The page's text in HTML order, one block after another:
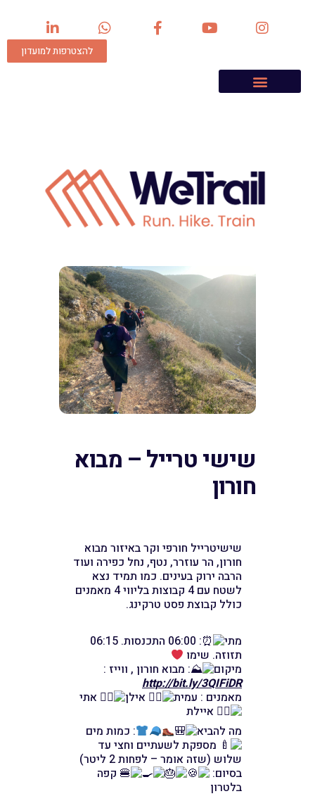
להצטרפות למועדון
שישי טרייל – מבוא
חורון
שישיטרייל חורפי וקר באיזור מבוא
חורון, הר עוזרר, נטף, נחל כפירה ועוד
הרבה ירוק בעינים. כמו תמיד נצא
לשטח עם 4 קבוצות בליווי 4 מאמנים
כולל קבוצת פסט טרקינג.
מתי
: 06:00 התכנסות. 06:15
תזוזה. שימו
מיקום
: מבוא חורון , ווייז :
http://bit.ly/3QIFiDR
מאמנים : עמית
אילן
אתי
איילת
מה להביא
: כמות מים
מספקת לשעתיים וחצי עד
שלוש (שזה אומר – לפחות 2 ליטר)
בסיום:
קפה
בלטרון